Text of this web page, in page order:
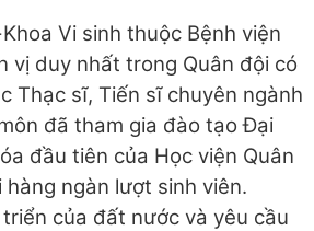
Vi sinh thuộc Bệnh viện
vị duy nhất trong Quân đội có
Thạc sĩ, Tiến sĩ chuyên ngành
đã tham gia đào tạo Đại
đầu tiên của Học viện Quân
ngàn lượt sinh viên.
của đất nước và yêu cầu